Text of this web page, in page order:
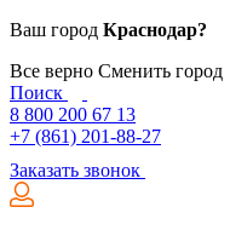
Ваш город Краснодар?
Все верно Сменить город
Поиск
8 800 200 67 13
+7 (861) 201-88-27
Заказать звонок